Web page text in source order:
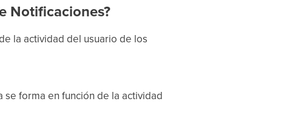
Notificaciones?
la actividad del usuario de los
se forma en función de la actividad